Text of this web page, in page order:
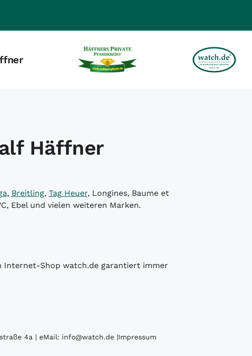
Häffner
, Breitling, Tag Heuer, Longines, Baume et
Ebel und vielen weiteren Marken.
Internet-Shop watch.de garantiert immer
4a | eMail: info@watch.de|Impressum